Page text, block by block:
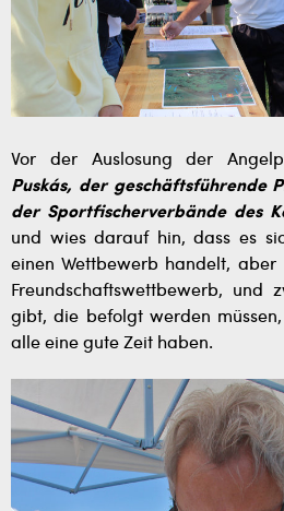
Vor der Auslosung der
Puskás, der geschäftsführende
der Sportfischerverbände des
und wies darauf hin, dass es
einen Wettbewerb handelt, aber
Freundschaftswettbewerb, und
gibt, die befolgt werden
alle eine gute Zeit haben.